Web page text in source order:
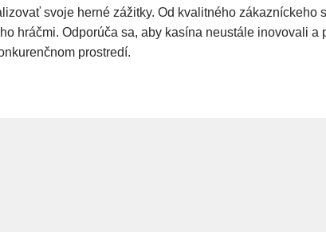
svoje herné zážitky. Od kvalitného zákazníckeho
hráčmi. Odporúča sa, aby kasína neustále inovovali a
prostredí.